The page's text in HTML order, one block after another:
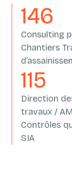
162
Consulting
Chantiers
133
Direction
travaux /
Contrôles
SIA